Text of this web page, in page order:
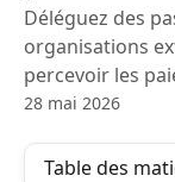
Déléguez des
organisations
percevoir les
28 mai 2026
Table des